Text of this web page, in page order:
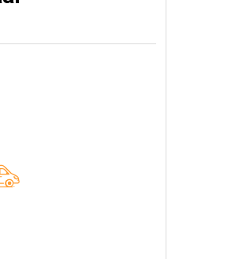
GRADEN Ø 100 MM
BOCHT 90 GRADEN Ø 100 MM